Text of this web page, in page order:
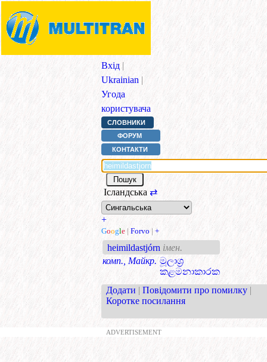
Вхід |
Ukrainian |
Угода
користувача
СЛОВНИКИ
ФОРУМ
КОНТАКТИ
Ісландська ⇄
+
Google | Forvo | +
heimildastjórn імен.
комп., Майкр. මූලාශ්‍ර
කළමනාකාරක
Додати | Повідомити про помилку |
Коротке посилання
ADVERTISEMENT